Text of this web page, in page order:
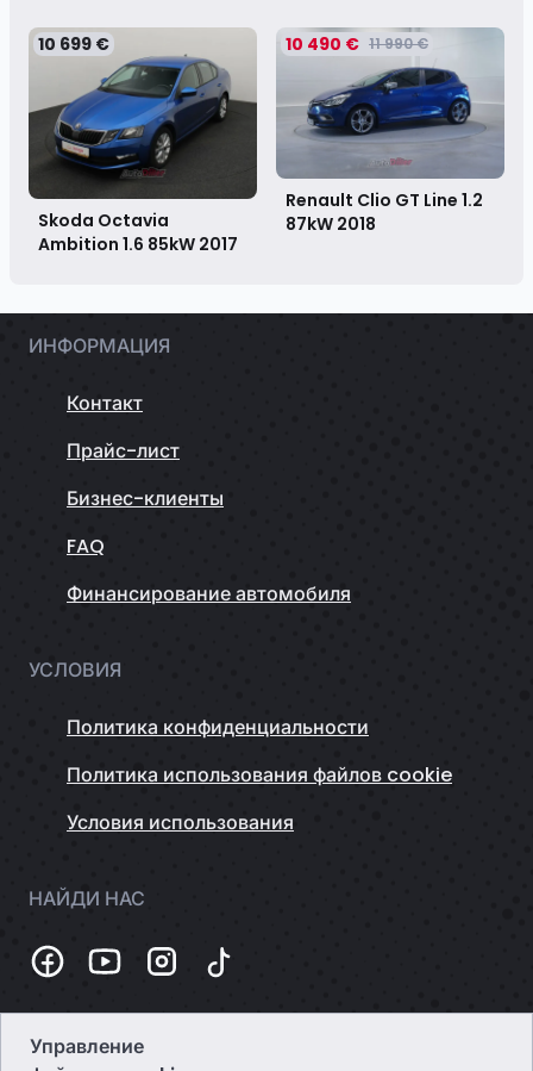
10 699 €
Skoda Octavia
Ambition 1.6 85kW 2017
10 490 € 11 990 €
Renault Clio GT Line 1.2
87kW 2018
ИНФОРМАЦИЯ
Контакт
Прайс-лист
Бизнес-клиенты
FAQ
Финансирование автомобиля
УСЛОВИЯ
Политика конфиденциальности
Политика использования файлов cookie
Условия использования
НАЙДИ НАС
Темная
Управление